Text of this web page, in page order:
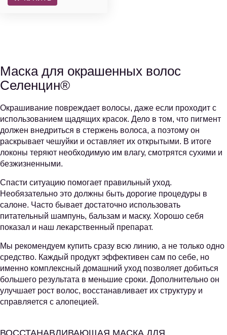
Маска для окрашенных волос
Селенцин®
Окрашивание повреждает волосы, даже если проходит с
использованием щадящих красок. Дело в том, что пигмент
должен внедриться в стержень волоса, а поэтому он
раскрывает чешуйки и оставляет их открытыми. В итоге
локоны теряют необходимую им влагу, смотрятся сухими и
безжизненными.
Спасти ситуацию помогает правильный уход.
Необязательно это должны быть дорогие процедуры в
салоне. Часто бывает достаточно использовать
питательный шампунь, бальзам и маску. Хорошо себя
показал и наш лекарственный препарат.
Мы рекомендуем купить сразу всю линию, а не только одно
средство. Каждый продукт эффективен сам по себе, но
именно комплексный домашний уход позволяет добиться
большего результата в меньшие сроки. Дополнительно он
улучшает рост волос, восстанавливает их структуру и
справляется с алопецией.